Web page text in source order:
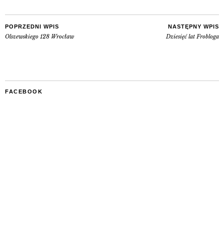
POPRZEDNI WPIS
Olszewskiego 128 Wrocław
NASTĘPNY WPIS
Dziesięć lat Frobloga
FACEBOOK